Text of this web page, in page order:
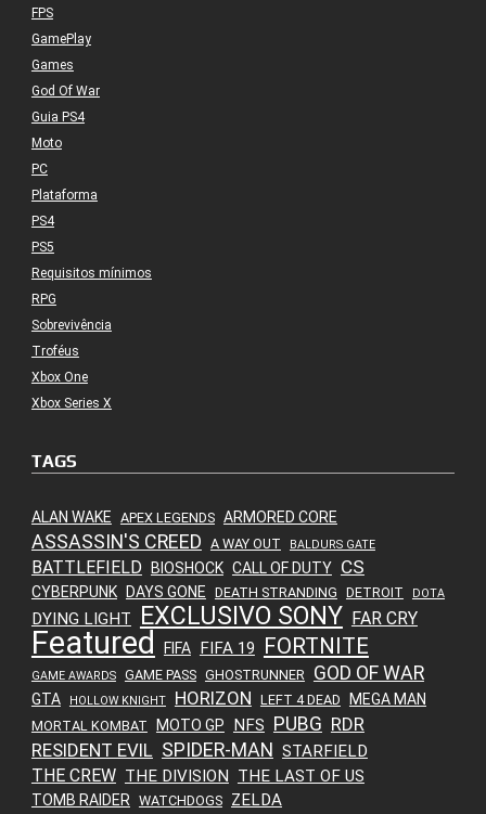
FPS
GamePlay
Games
God Of War
Guia PS4
Moto
PC
Plataforma
PS4
PS5
Requisitos mínimos
RPG
Sobrevivência
Troféus
Xbox One
Xbox Series X
TAGS
ALAN WAKE APEX LEGENDS ARMORED CORE
ASSASSIN'S CREED A WAY OUT BALDURS GATE
BATTLEFIELD BIOSHOCK CALL OF DUTY CS
CYBERPUNK DAYS GONE DEATH STRANDING DETROIT DOTA
DYING LIGHT EXCLUSIVO SONY FAR CRY
Featured FIFA FIFA 19 FORTNITE
GAME AWARDS GAME PASS GHOSTRUNNER GOD OF WAR
GTA HOLLOW KNIGHT HORIZON LEFT 4 DEAD MEGA MAN
MORTAL KOMBAT MOTO GP NFS PUBG RDR
RESIDENT EVIL SPIDER-MAN STARFIELD
THE CREW THE DIVISION THE LAST OF US
TOMB RAIDER WATCHDOGS ZELDA